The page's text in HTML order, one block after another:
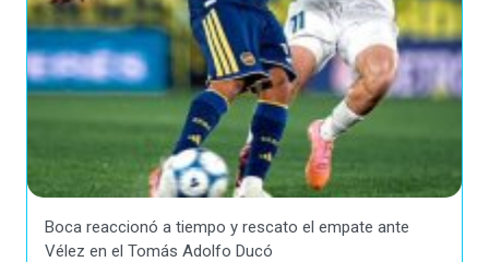
Boca reaccionó a tiempo y rescato el empate ante
Vélez en el Tomás Adolfo Ducó